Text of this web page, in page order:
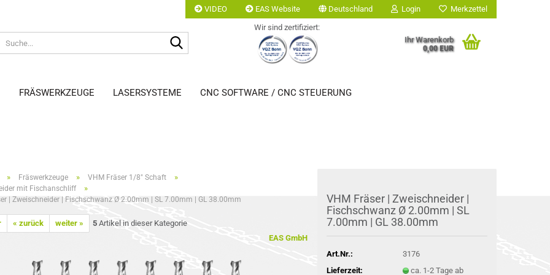
VIDEO EAS Website Deutschland Login Merkzettel
Wir sind zertifiziert:
Ihr Warenkorb
0,00 EUR
FRÄSWERKZEUGE LASERSYSTEME CNC SOFTWARE / CNC STEUERUNG
» Fräswerkzeuge » VHM Fräser 1/8" Schaft »
mit Fischanschliff »
| Zweischneider | Fischschwanz Ø 2.00mm | SL 7.00mm | GL 38.00mm
« zurück weiter » 5Artikel in dieser Kategorie
EAS GmbH
VHM Frä­ser | Zwei­schnei­der |
Fisch­schwanz Ø 2.00mm | SL
7.00mm | GL 38.00mm
Art.Nr.:
3176
Lieferzeit:
ca. 1-2 Tage ab